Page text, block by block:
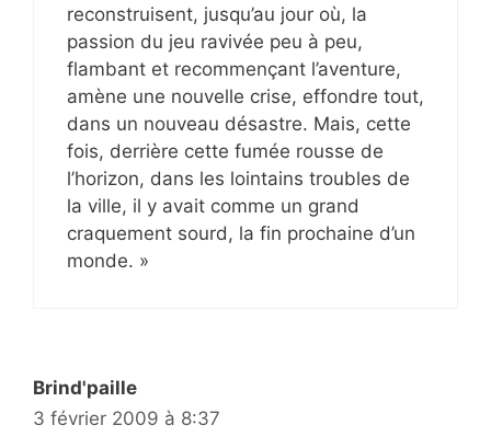
reconstruisent, jusqu’au jour où, la
passion du jeu ravivée peu à peu,
flambant et recommençant l’aventure,
amène une nouvelle crise, effondre tout,
dans un nouveau désastre. Mais, cette
fois, derrière cette fumée rousse de
l’horizon, dans les lointains troubles de
la ville, il y avait comme un grand
craquement sourd, la fin prochaine d’un
monde. »
Brind'paille
3 février 2009 à 8:37